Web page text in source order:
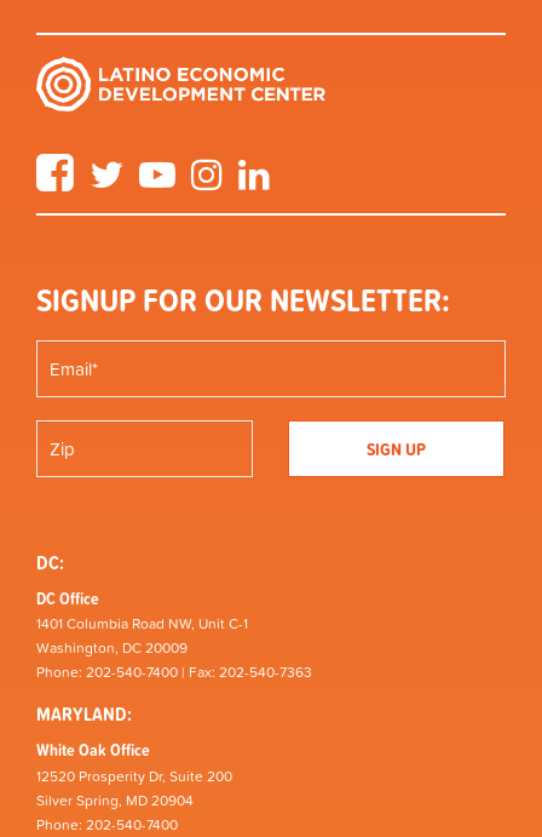
FacebookTwitter YouTube Instagram
SIGNUP FOR OUR NEWSLETTER:
DC:
DC Office
1401 Columbia Road NW, Unit C-1
Washington, DC 20009
Phone: 202-540-7400 | Fax: 202-540-7363
MARYLAND:
White Oak Office
12520 Prosperity Dr, Suite 200
Silver Spring, MD 20904
Phone: 202-540-7400